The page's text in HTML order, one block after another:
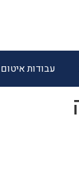
עבודות איטום